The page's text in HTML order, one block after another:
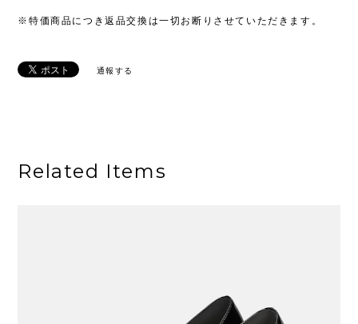
※特価商品につき返品交換は一切お断りさせていただきます。
通報する
Related Items